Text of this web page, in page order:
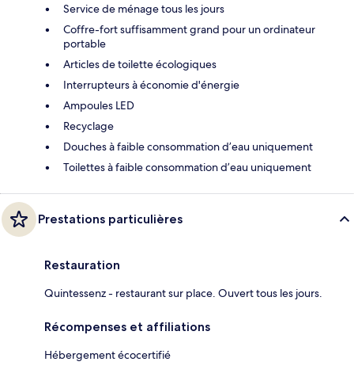
Service de ménage tous les jours
Coffre-fort suffisamment grand pour un ordinateur
portable
Articles de toilette écologiques
Interrupteurs à économie d'énergie
Ampoules LED
Recyclage
Douches à faible consommation d’eau uniquement
Toilettes à faible consommation d’eau uniquement
Prestations particulières
Restauration
Quintessenz - restaurant sur place. Ouvert tous les jours.
Récompenses et affiliations
Hébergement écocertifié